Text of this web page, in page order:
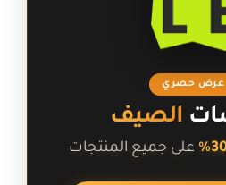
عرض حصري
الصيف
على جميع المنتجات